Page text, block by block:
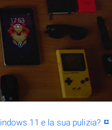
11 e la sua pulizia?